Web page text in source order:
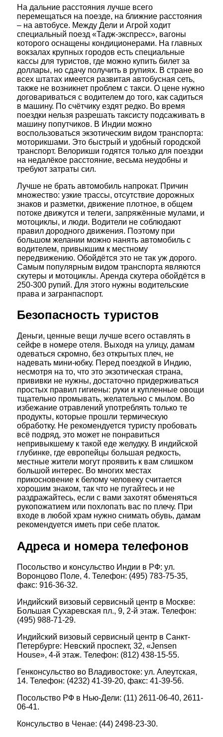
На дальние расстояния лучше всего
перемещаться на поезде, на ближние расстояния
– на автобусе. Между Дели и Агрой ходит
специальный поезд «Тадж-экспресс», вагоны
которого оснащены кондиционерами. На главных
вокзалах крупных городов есть специальные
кассы для туристов, где можно купить билет за
доллары, но сдачу получить в рупиях. В стране во
всех штатах имеется развитая автобусная сеть,
также не возникнет проблем с такси. О цене нужно
договариваться с водителем до того, как садиться
в машину. По счётчику ездят редко. Во время
поездки нельзя разрешать таксисту подсаживать в
машину попутчиков. В Индии можно
воспользоваться экзотическим видом транспорта:
моторикшами. Это быстрый и удобный городской
транспорт. Велорикши годятся только для поездки
на недалёкое расстояние, весьма неудобны и
требуют затраты сил.
Лучше не брать автомобиль напрокат. Причин
множество: узкие трассы, отсутствие дорожных
знаков и разметки, движение плотное, в общем
потоке движутся и телеги, запряжённые мулами, и
мотоциклы, и люди. Водители не соблюдают
правил дородного движения. Поэтому при
большом желании можно нанять автомобиль с
водителем, привыкшим к местному
передвижению. Обойдётся это не так уж дорого.
Самым популярным видом транспорта являются
скутеры и мотоциклы. Аренда скутера обойдётся в
250-300 рупий. Для этого нужны водительские
права и загранпаспорт.
Безопасность туристов
Деньги, ценные вещи лучше всего оставлять в
сейфе в номере отеля. Выходя на улицу, дамам
одеваться скромно, без открытых плеч, не
надевать мини-юбку. Перед поездкой в Индию,
несмотря на то, что это экзотическая страна,
прививки не нужны, достаточно придерживаться
простых правил гигиены: руки и купленные овощи
тщательно промывать, желательно с мылом. Во
избежание отравлений употреблять только те
продукты, которые прошли термическую
обработку. Не рекомендуется туристу пробовать
всё подряд, это может не понравиться
непривыкшему к такой еде желудку. В индийской
глубинке, где европейцы большая редкость,
местные жители могут проявить к вам слишком
большой интерес. Во многих местах
прикосновение к белому человеку считается
хорошим знаком, так что не пугайтесь и не
раздражайтесь, если с вами захотят обменяться
рукопожатием или похлопать вас по плечу. При
входе в любой храм нужно снимать обувь, дамам
рекомендуется иметь при себе платок.
Адреса и номера телефонов
Посольство и консульство Индии в РФ: ул.
Воронцово Поле, 4. Телефон: (495) 783-75-35,
факс: 916-36-32.
Индийский визовый сервисный центр в Москве:
Большая Сухаревская пл., 9, 2-й этаж. Телефон:
(495) 988-71-29.
Индийский визовый сервисный центр в Санкт-
Петербурге: Невский проспект, 32, «Jensen
House», 4-й этаж. Телефон: (812) 438-15-55.
Генконсульство во Владивостоке: ул. Алеутская,
14. Телефон: (4232) 41-39-20, факс: 41-39-56.
Посольство РФ в Нью-Дели: (11) 2611-06-40, 2611-
06-41.
Консульство в Ченае: (44) 2498-23-30.